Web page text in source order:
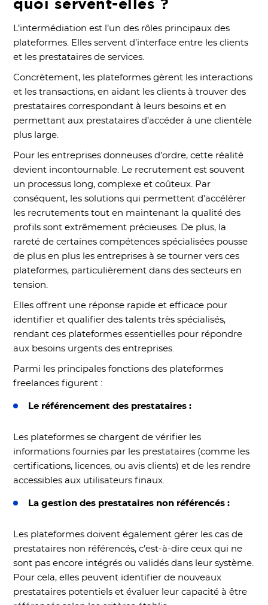
L’intermédiation est l’un des rôles principaux des
plateformes. Elles servent d’interface entre les clients
et les prestataires de services.
Concrètement, les plateformes gèrent les interactions
et les transactions, en aidant les clients à trouver des
prestataires correspondant à leurs besoins et en
permettant aux prestataires d’accéder à une clientèle
plus large.
Pour les entreprises donneuses d’ordre, cette réalité
devient incontournable. Le recrutement est souvent
un processus long, complexe et coûteux. Par
conséquent, les solutions qui permettent d’accélérer
les recrutements tout en maintenant la qualité des
profils sont extrêmement précieuses. De plus, la
rareté de certaines compétences spécialisées pousse
de plus en plus les entreprises à se tourner vers ces
plateformes, particulièrement dans des secteurs en
tension.
Elles offrent une réponse rapide et efficace pour
identifier et qualifier des talents très spécialisés,
rendant ces plateformes essentielles pour répondre
aux besoins urgents des entreprises.
Parmi les principales fonctions des plateformes
freelances figurent :
Le référencement des prestataires :
Les plateformes se chargent de vérifier les
informations fournies par les prestataires (comme les
certifications, licences, ou avis clients) et de les rendre
accessibles aux utilisateurs finaux.
La gestion des prestataires non référencés :
Les plateformes doivent également gérer les cas de
prestataires non référencés, c’est-à-dire ceux qui ne
sont pas encore intégrés ou validés dans leur système.
Pour cela, elles peuvent identifier de nouveaux
prestataires potentiels et évaluer leur capacité à être